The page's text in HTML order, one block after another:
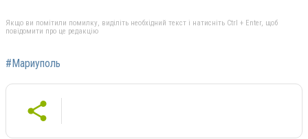
Якщо ви помітили помилку, виділіть необхідний текст і натисніть Ctrl + Enter, щоб
повідомити про це редакцію
#Мариуполь